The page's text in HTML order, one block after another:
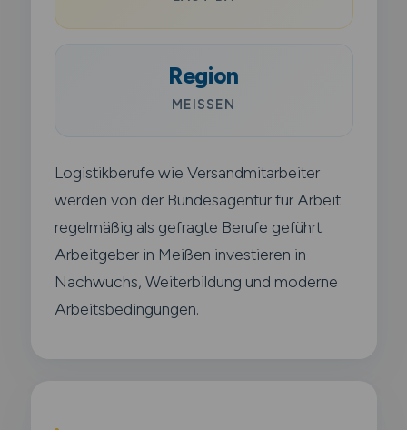
Region
MEISSEN
Logistikberufe wie Versandmitarbeiter
werden von der Bundesagentur für Arbeit
regelmäßig als gefragte Berufe geführt.
Arbeitgeber in Meißen investieren in
Nachwuchs, Weiterbildung und moderne
Arbeitsbedingungen.